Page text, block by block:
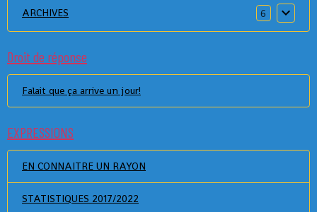
ARCHIVES 6
Droit de réponse
Falait que ça arrive un jour!
EXPRESSIONS
EN CONNAITRE UN RAYON
STATISTIQUES 2017/2022